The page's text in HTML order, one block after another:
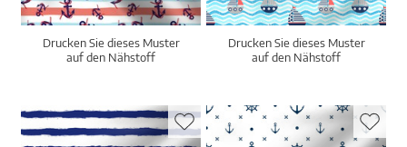
Drucken Sie dieses Muster
auf den Nähstoff
Drucken Sie dieses Muster
auf den Nähstoff